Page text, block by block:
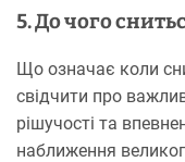
5. До чого
Що означає коли
свідчити про
рішучості та
наближення